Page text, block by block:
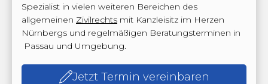
Spezialist in vielen weiteren Bereichen des
allgemeinen Zivilrechts mit Kanzleisitz im Herzen
Nürnbergs und regelmäßigen Beratungsterminen in
Passau und Umgebung.
Jetzt Termin vereinbaren